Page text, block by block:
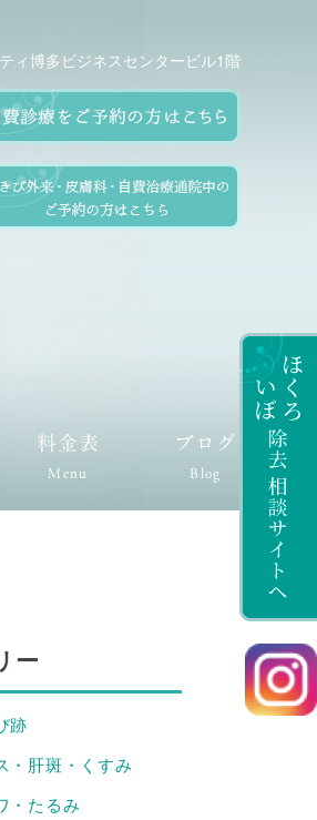
ィ博多ビジネスセンタービル1階
料金表 ブログ
ー
跡
・肝斑・くすみ
・たるみ